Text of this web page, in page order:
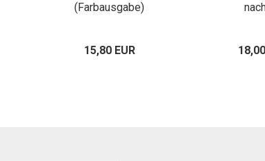
(Farbausgabe)
15,80 EUR